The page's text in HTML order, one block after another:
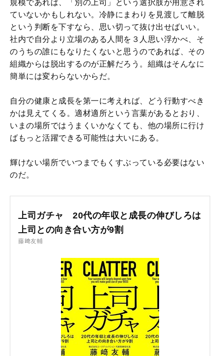
規模であれば、「別の上司」という選択肢が用意され
ていないかもしれない。冷静にまわりを見渡して離脱
という判断を下すなら、思い切って抜け出せばいい。
社内で自分より立場のある人間を３人思い浮かべ、そ
のうちの誰にもなりたくないと思うのであれば、その
組織からは脱出するのが正解だろう。組織はそんなに
簡単には変わらないからだ。
自分の健康と成長を第一に考えれば、どう行動すべき
かは見えてくる。適材適所という言葉があるとおり、
いまの場所ではうまくいかなくても、他の場所に行け
ばもっと活躍できる可能性は大いにある。
輝けない場所でいつまでもくすぶっている必要はない
のだ。
上司ガチャ 20代の年収と成長の伸びしろは
上司との向き合い方が9割
藤﨑友輔